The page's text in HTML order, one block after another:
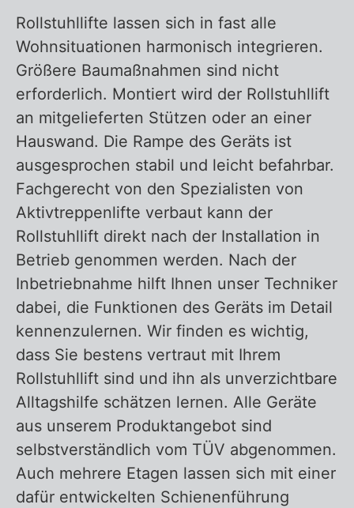
Rollstuhllifte lassen sich in fast alle
Wohnsituationen harmonisch integrieren.
Größere Baumaßnahmen sind nicht
erforderlich. Montiert wird der Rollstuhllift
an mitgelieferten Stützen oder an einer
Hauswand. Die Rampe des Geräts ist
ausgesprochen stabil und leicht befahrbar.
Fachgerecht von den Spezialisten von
Aktivtreppenlifte verbaut kann der
Rollstuhllift direkt nach der Installation in
Betrieb genommen werden. Nach der
Inbetriebnahme hilft Ihnen unser Techniker
dabei, die Funktionen des Geräts im Detail
kennenzulernen. Wir finden es wichtig,
dass Sie bestens vertraut mit Ihrem
Rollstuhllift sind und ihn als unverzichtbare
Alltagshilfe schätzen lernen. Alle Geräte
aus unserem Produktangebot sind
selbstverständlich vom TÜV abgenommen.
Auch mehrere Etagen lassen sich mit einer
dafür entwickelten Schienenführung